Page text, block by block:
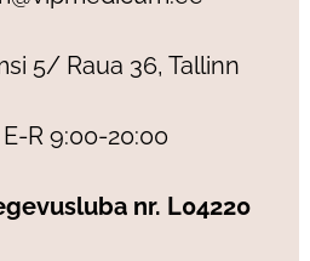
5/ Raua 36, Tallinn
R 9:00-20:00
nr. L04220